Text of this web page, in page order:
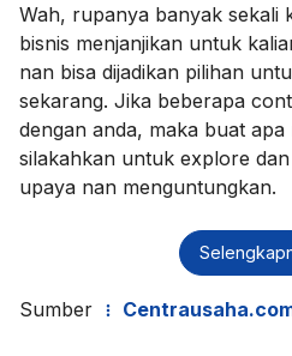
Wah, rupanya banyak sekali
bisnis menjanjikan untuk
nan bisa dijadikan pilihan
sekarang. Jika beberapa
dengan anda, maka buat
silakahkan untuk explore
upaya nan menguntungkan.
Sumber